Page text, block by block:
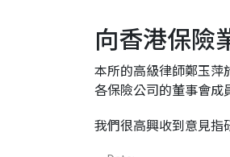
向香港保險
本所的高級律師鄭玉萍
各保險公司的董事會成
我們很高興收到意見指